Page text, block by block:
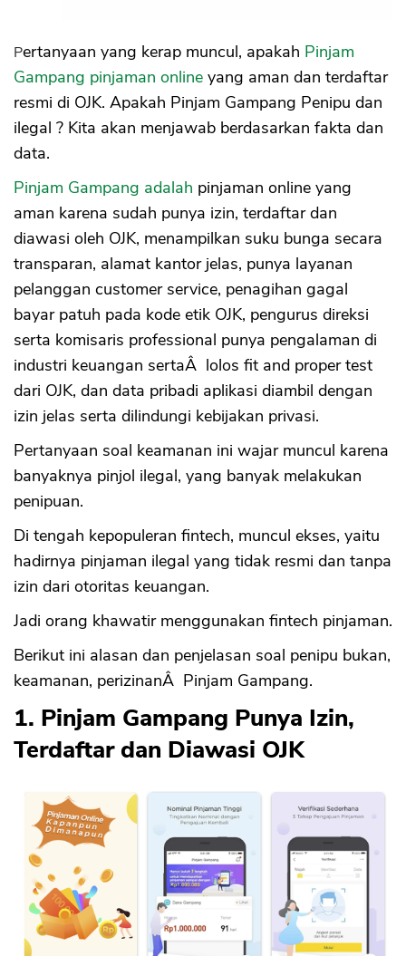
Pertanyaan yang kerap muncul, apakah Pinjam
Gampang pinjaman online yang aman dan terdaftar
resmi di OJK. Apakah Pinjam Gampang Penipu dan
ilegal ? Kita akan menjawab berdasarkan fakta dan
data.
Pinjam Gampang adalah pinjaman online yang
aman karena sudah punya izin, terdaftar dan
diawasi oleh OJK, menampilkan suku bunga secara
transparan, alamat kantor jelas, punya layanan
pelanggan customer service, penagihan gagal
bayar patuh pada kode etik OJK, pengurus direksi
serta komisaris professional punya pengalaman di
industri keuangan sertaÂ lolos fit and proper test
dari OJK, dan data pribadi aplikasi diambil dengan
izin jelas serta dilindungi kebijakan privasi.
Pertanyaan soal keamanan ini wajar muncul karena
banyaknya pinjol ilegal, yang banyak melakukan
penipuan.
Di tengah kepopuleran fintech, muncul ekses, yaitu
hadirnya pinjaman ilegal yang tidak resmi dan tanpa
izin dari otoritas keuangan.
Jadi orang khawatir menggunakan fintech pinjaman.
Berikut ini alasan dan penjelasan soal penipu bukan,
keamanan, perizinanÂ Pinjam Gampang.
1. Pinjam Gampang Punya Izin,
Terdaftar dan Diawasi OJK